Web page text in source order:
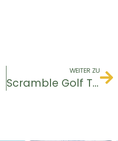
WEITER ZU
Scramble Golf Tour Elsass